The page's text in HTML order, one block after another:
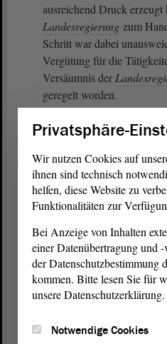
ausreichend Druck erzeugt
Landesregierung zum
Schritt war dabei
Vergütung für die
Versäumnis der
geregelt worden.
Um das Ausführungsgesetz
entsprechenden
- Vielen Dank für Ihre
(Zustimmung bei der AfD)
Privatsphäre-
Wir nutzen Cookies auf
ihnen sind technisch
helfen, diese Website zu
Funktionalitäten zur
Bei Anzeige von Inhalten
einer Datenübertragung und
der Datenschutzbestimmung
kommen. Bitte lesen Sie für
unsere Datenschutzerklärung.
Notwendige Cookies